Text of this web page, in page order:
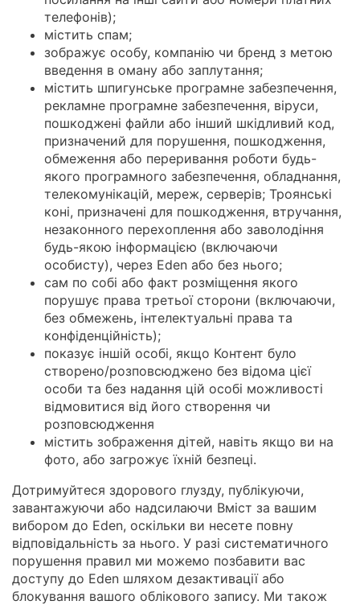
телефонів);
містить спам;
зображує особу, компанію чи бренд з метою
введення в оману або заплутання;
містить шпигунське програмне забезпечення,
рекламне програмне забезпечення, віруси,
пошкоджені файли або інший шкідливий код,
призначений для порушення, пошкодження,
обмеження або переривання роботи будь-
якого програмного забезпечення, обладнання,
телекомунікацій, мереж, серверів; Троянські
коні, призначені для пошкодження, втручання,
незаконного перехоплення або заволодіння
будь-якою інформацією (включаючи
особисту), через Eden або без нього;
сам по собі або факт розміщення якого
порушує права третьої сторони (включаючи,
без обмежень, інтелектуальні права та
конфіденційність);
показує іншій особі, якщо Контент було
створено/розповсюджено без відома цієї
особи та без надання цій особі можливості
відмовитися від його створення чи
розповсюдження
містить зображення дітей, навіть якщо ви на
фото, або загрожує їхній безпеці.
Дотримуйтеся здорового глузду, публікуючи,
завантажуючи або надсилаючи Вміст за вашим
вибором до Eden, оскільки ви несете повну
відповідальність за нього. У разі систематичного
порушення правил ми можемо позбавити вас
доступу до Eden шляхом дезактивації або
блокування вашого облікового запису. Ми також